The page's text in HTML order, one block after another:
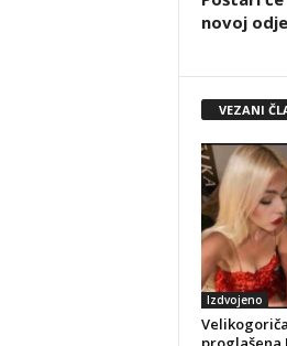
novoj
VEZANI
Izdvojeno